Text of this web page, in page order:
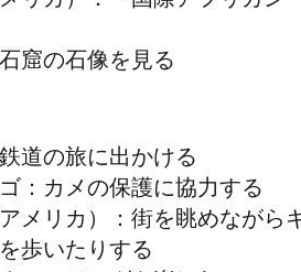
窟の石像を見る
道の旅に出かける
：カメの保護に協力する
メリカ）：街を眺めながら
歩いたりする